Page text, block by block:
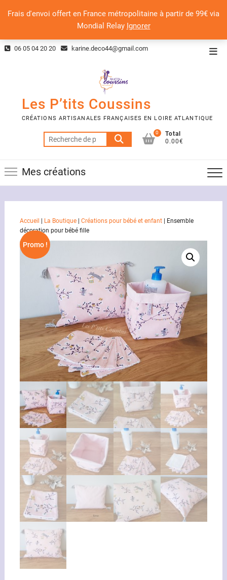
Frais d'envoi offert en France métropolitaine à partir de 99€ via
Mondial Relay Ignorer
Skip 06 05 04 20 20 karine.deco44@gmail.com
Les P’tits Coussins
CRÉATIONS ARTISANALES FRANÇAISES EN LOIRE ATLANTIQUE
Recherche
pour :
0
Total
0.00€
Mes créations
Accueil La Boutique| Créations pour bébé et enfant|
Ensemble
décoration pour bébé fille
Promo !